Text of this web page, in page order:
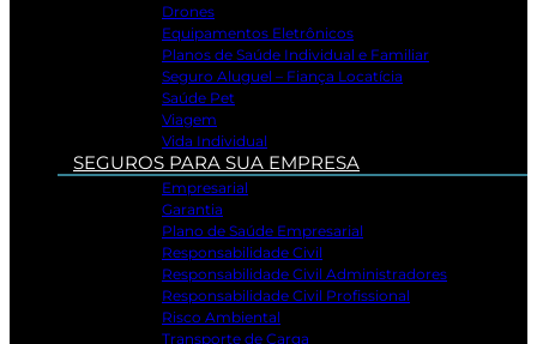
Drones
Equipamentos Eletrônicos
Planos de Saúde Individual e Familiar
Seguro Aluguel – Fiança Locatícia
Saúde Pet
Viagem
Vida Individual
SEGUROS PARA SUA EMPRESA
Empresarial
Garantia
Plano de Saúde Empresarial
Responsabilidade Civil
Responsabilidade Civil Administradores
Responsabilidade Civil Profissional
Risco Ambiental
Transporte de Carga